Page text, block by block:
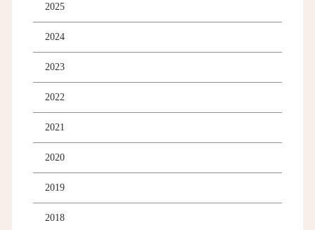
2025
2024
2023
2022
2021
2020
2019
2018